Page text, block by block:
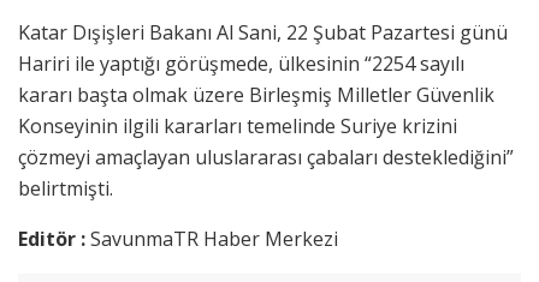
Katar Dışişleri Bakanı Al Sani, 22 Şubat Pazartesi günü
Hariri ile yaptığı görüşmede, ülkesinin “2254 sayılı
kararı başta olmak üzere Birleşmiş Milletler Güvenlik
Konseyinin ilgili kararları temelinde Suriye krizini
çözmeyi amaçlayan uluslararası çabaları desteklediğini”
belirtmişti.
Editör :SavunmaTR Haber Merkezi